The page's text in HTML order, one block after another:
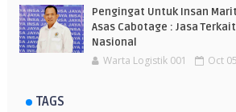
Pengingat Untuk Insan
Asas Cabotage : Jasa
Nasional
Warta Logistik 001 Oct
TAGS